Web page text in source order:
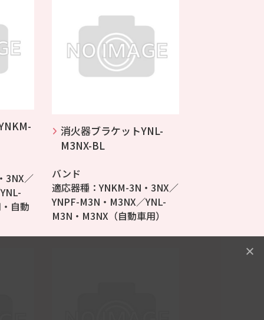
3NX／
自動
消火器ブラケットYNL-
M3NX-BL
バンド
適応器種：YNKM-3N・3NX／
YNPF-M3N・M3NX／YNL-
M3N・M3NX（自動車用）